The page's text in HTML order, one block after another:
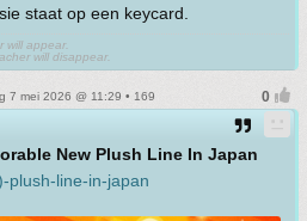
staat op een keycard.
will appear.
will disappear.
7 mei 2026 @ 11:29 • 169
New Plush Line In Japan
plush-line-in-japan